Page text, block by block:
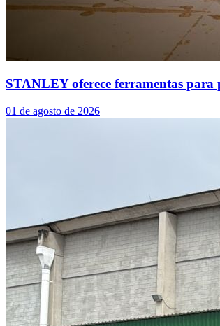
STANLEY oferece ferramentas para
01 de agosto de 2026